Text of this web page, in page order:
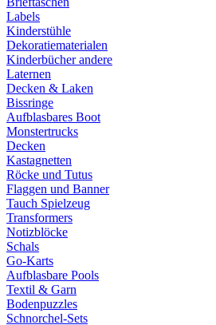
Labels
Kinderstühle
Dekoratiematerialen
Kinderbücher andere
Laternen
Decken & Laken
Bissringe
Aufblasbares Boot
Monstertrucks
Decken
Kastagnetten
Röcke und Tutus
Flaggen und Banner
Tauch Spielzeug
Transformers
Notizblöcke
Schals
Go-Karts
Aufblasbare Pools
Textil & Garn
Bodenpuzzles
Schnorchel-Sets